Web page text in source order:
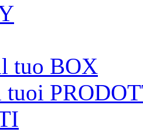
tuo BOX
tuoi